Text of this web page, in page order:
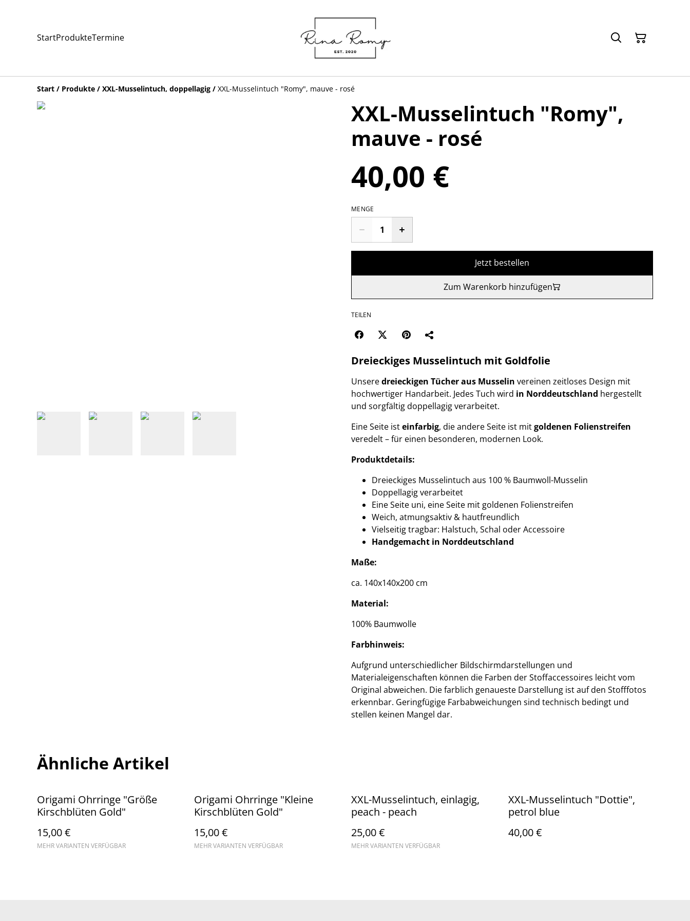
StartProdukteTermine
Start / Produkte / XXL-Musselintuch, doppellagig / XXL-Musselintuch "Romy", mauve - rosé
XXL-Musselintuch "Romy",
mauve - rosé
40,00 €
MENGE
Jetzt bestellen
Zum Warenkorb hinzufügen
TEILEN
Dreieckiges Musselintuch mit Goldfolie
Unseredreieckigen Tücher aus Musselin vereinen zeitloses Design mit
hochwertiger Handarbeit. Jedes Tuch wird in Norddeutschland hergestellt
und sorgfältig doppellagig verarbeitet.
Eine Seite isteinfarbig, die andere Seite ist mitgoldenen Folienstreifen
veredelt – für einen besonderen, modernen Look.
Produktdetails:
Dreieckiges Musselintuch aus 100 % Baumwoll-Musselin
Doppellagig verarbeitet
Eine Seite uni, eine Seite mit goldenen Folienstreifen
Weich, atmungsaktiv & hautfreundlich
Vielseitig tragbar: Halstuch, Schal oder Accessoire
Handgemacht in Norddeutschland
Maße:
ca. 140x140x200 cm
Material:
100% Baumwolle
Farbhinweis:
Aufgrund unterschiedlicher Bildschirmdarstellungen und
Materialeigenschaften können die Farben der Stoffaccessoires leicht vom
Original abweichen. Die farblich genaueste Darstellung ist auf den Stofffotos
erkennbar. Geringfügige Farbabweichungen sind technisch bedingt und
stellen keinen Mangel dar.
Ähnliche Artikel
Origami Ohrringe "Größe
Kirschblüten Gold"
15,00 €
MEHR VARIANTEN VERFÜGBAR
Origami Ohrringe "Kleine
Kirschblüten Gold"
15,00 €
MEHR VARIANTEN VERFÜGBAR
XXL-Musselintuch, einlagig,
peach - peach
25,00 €
MEHR VARIANTEN VERFÜGBAR
XXL-Musselintuch "Dottie",
petrol blue
40,00 €